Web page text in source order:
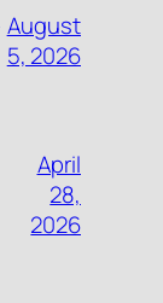
August
5, 2026
April
28,
2026